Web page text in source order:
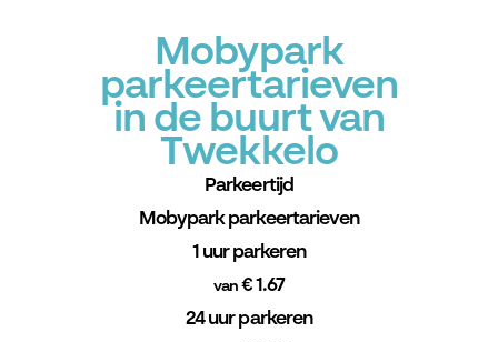
Mobypark
parkeertarieven
in de buurt van
Twekkelo
Parkeertijd
Mobypark parkeertarieven
1 uur parkeren
van€ 1.67
24 uur parkeren